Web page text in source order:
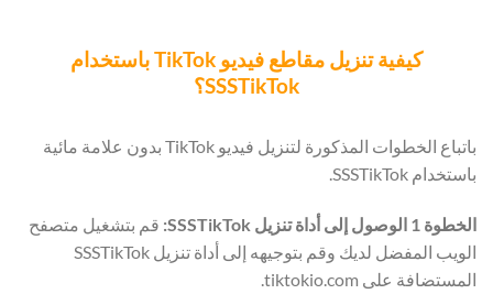
كيفية تنزيل مقاطع فيديو TikTok باستخدام
SSSTikTok؟
باتباع الخطوات المذكورة لتنزيل فيديو TikTok بدون علامة مائية
باستخدام SSSTikTok.
الخطوة 1 الوصول إلى أداة تنزيل SSSTikTok:
قم بتشغيل متصفح
الويب المفضل لديك وقم بتوجيهه إلى أداة تنزيل SSSTikTok
المستضافة على tiktokio.com.